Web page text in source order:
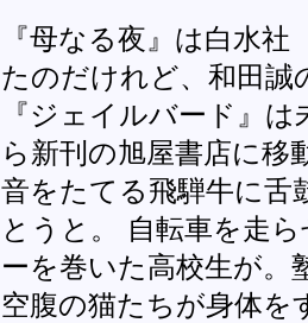
『母なる夜』は白水
たのだけれど、和田誠
『ジェイルバード』
ら新刊の旭屋書店に移
音をたてる飛騨牛に舌
とうと。 自転車を走
ーを巻いた高校生が
空腹の猫たちが身体を